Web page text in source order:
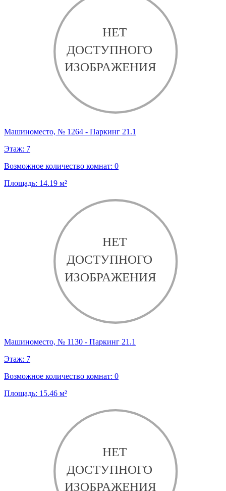
Машиноместо, № 1264 - Паркинг 21.1
Этаж: 7
Возможное количество комнат: 0
Площадь: 14.19 м²
Машиноместо, № 1130 - Паркинг 21.1
Этаж: 7
Возможное количество комнат: 0
Площадь: 15.46 м²